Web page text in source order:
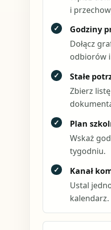
i
✓
Godziny
Dołącz
odbiorów
✓
Stałe
Zbierz
✓
Plan
Wskaż
tygodniu.
✓
Kanał
Ustal
kalendarz.